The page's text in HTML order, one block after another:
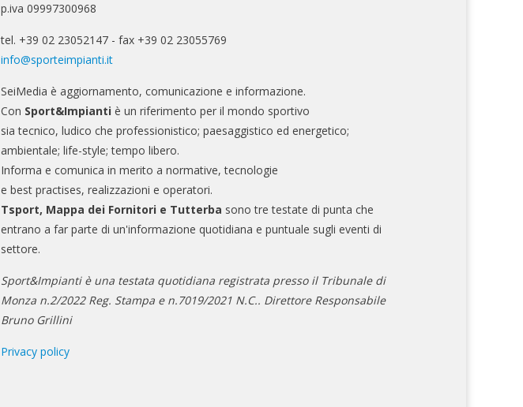
p.iva 09997300968
tel. +39 02 23052147 - fax +39 02 23055769
info@sporteimpianti.it
SeiMedia è aggiornamento, comunicazione e informazione.
Con Sport&Impianti è un riferimento per il mondo sportivo
sia tecnico, ludico che professionistico; paesaggistico ed energetico;
ambientale; life-style; tempo libero.
Informa e comunica in merito a normative, tecnologie
e best practises, realizzazioni e operatori.
Tsport, Mappa dei Fornitori e Tutterba sono tre testate di punta che
entrano a far parte di un'informazione quotidiana e puntuale sugli eventi di
settore.
Sport&Impianti è una testata quotidiana registrata presso il Tribunale di
Monza n.2/2022 Reg. Stampa e n.7019/2021 N.C.. Direttore Responsabile
Bruno Grillini
Privacy policy